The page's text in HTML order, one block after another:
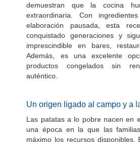
demuestran que la cocina
extraordinaria. Con
elaboración pausada, esta
conquistado generaciones y
imprescindible en bares,
Además, es una excelente
productos congelados sin
auténtico.
Un origen ligado al campo y a
Las patatas a lo pobre nacen en
una época en la que las
máximo los recursos disponibles.